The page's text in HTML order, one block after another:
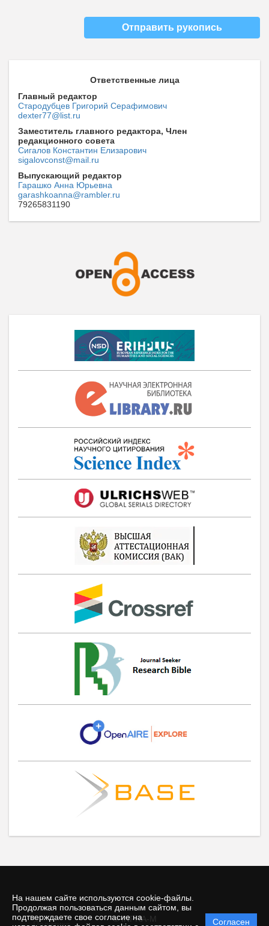
На нашем сайте используются cookie-файлы.
Продолжая пользоваться данным сайтом, вы
подтверждаете свое согласие на
Согласен
Отправить рукопись
Ответственные лица
Главный редактор
Стародубцев Григорий Серафимович
dexter77@list.ru
Заместитель главного редактора, Член
редакционного совета
Сигалов Константин Елизарович
sigalovconst@mail.ru
Выпускающий редактор
Гарашко Анна Юрьевна
garashkoanna@rambler.ru
79265831190
© INFRA-M